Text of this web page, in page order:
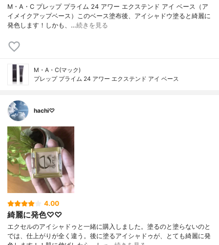
M・A・C プレップ プライム 24 アワー エクステンド アイ ベース（ア
イメイクアップベース）このベース塗布後、アイシャドウ塗ると綺麗に
発色します！しかも、…続きを見る
M・A・C(マック)
プレップ プライム 24 アワー エクステンド アイ ベース
hachi♡
4.00
綺麗に発色♡♡
エクセルのアイシャドゥと一緒に購入しました。塗るのと塗らないのと
では、仕上がりが全く違う。後に塗るアイシャドゥが、とても綺麗に発